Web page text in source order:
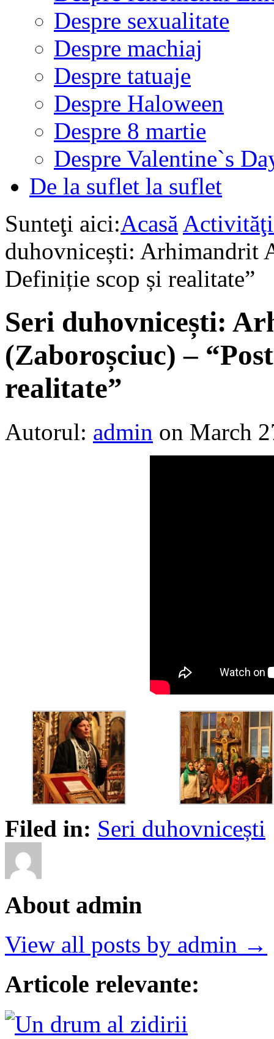
Despre sexualitate
Despre machiaj
Despre tatuaje
Despre Haloween
Despre 8 martie
Despre Valentine`s
De la suflet la suflet
Sunteţi aici:Acasă
duhovnicești: Arhimandrit
Definiție scop și realitate”
Seri duhovnicești:
(Zaboroșciuc) –
realitate”
Autorul: admin on March
Filed in: Seri duhovnicești
About admin
View all posts by admin →
Articole relevante: